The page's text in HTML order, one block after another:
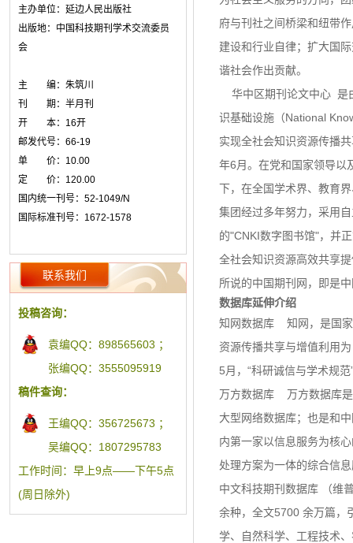
主办单位：延边人民出版社
出版地：中国科技期刊学术交流委员
会
主 编：朱筑川
刊 期：半月刊
开 本：16开
邮发代号：66-19
单 价：10.00
定 价：120.00
国内统一刊号：52-1049/N
国际标准刊号：1672-1578
联系我们
投稿咨询：
袁编QQ：898565603 ；
张编QQ：3555095919
稿件查询：
王编QQ：356725673 ；
吴编QQ：1807295783
工作时间：早上9点——下午5点
(周日除外)
府与刊社之间桥梁和纽带
建设和行业自律；扩大国
谐社会作出贡献。
华中区期刊论文中心 是
识基础设施（National
实现全社会知识资源传播
年6月。在党和国家领导以
下，在全国学术界、教育
集团经过多年努力，采用
的"CNKI数字图书馆"，并
全社会知识资源高效共享
所说的中国期刊网，即是
数据库延伸介绍
知网数据库 知网，是国家
资源传播共享与增值利用
5月，“科研诚信与学术规
万方数据库 万方数据库是
大型网络数据库；也是和
内第一家以信息服务为核
处理方案为一体的综合信
中文科技期刊数据库 （维
余种，全文5700 余万篇，
学、自然科学、工程技术